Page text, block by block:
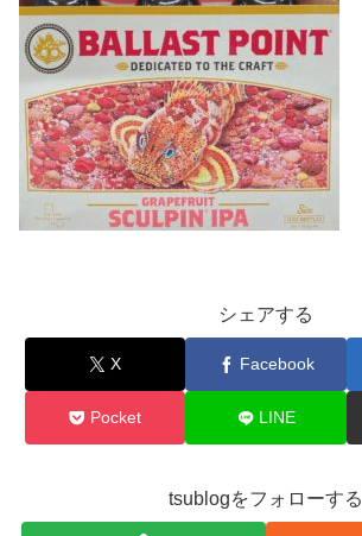
シェアする
X Facebook
Pocket LINE
tsublogをフォローする